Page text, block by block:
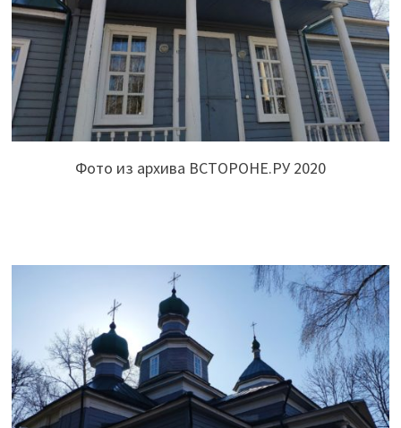
Фото из архива ВСТОРОНЕ.РУ 2020